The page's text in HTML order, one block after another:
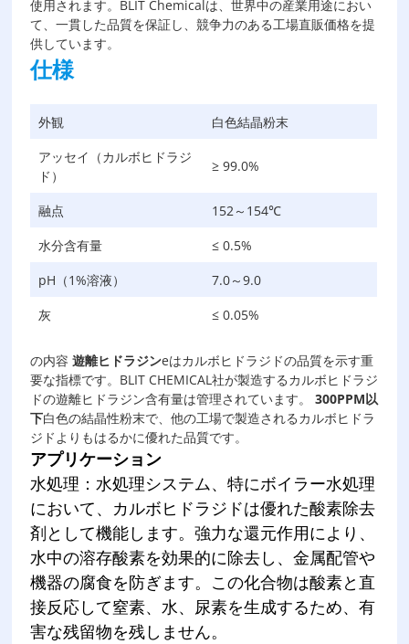
使用されます。BLIT Chemicalは、世界中の産業用途におい
て、一貫した品質を保証し、競争力のある工場直販価格を提
供しています。
仕様
外観
白色結晶粉末
アッセイ（カルボヒドラジ
ド）
≥ 99.0%
融点
152～154℃
水分含有量
≤ 0.5%
pH（1%溶液）
7.0～9.0
灰
≤ 0.05%
の内容遊離ヒドラジンeはカルボヒドラジドの品質を示す重
要な指標です。BLIT CHEMICAL社が製造するカルボヒドラジ
ドの遊離ヒドラジン含有量は管理されています。
300PPM以
下白色の結晶性粉末で、他の工場で製造されるカルボヒドラ
ジドよりもはるかに優れた品質です。
アプリケーション
水処理：水処理システム、特にボイラー水処理
において、カルボヒドラジドは優れた酸素除去
剤として機能します。強力な還元作用により、
水中の溶存酸素を効果的に除去し、金属配管や
機器の腐食を防ぎます。この化合物は酸素と直
接反応して窒素、水、尿素を生成するため、有
害な残留物を残しません。